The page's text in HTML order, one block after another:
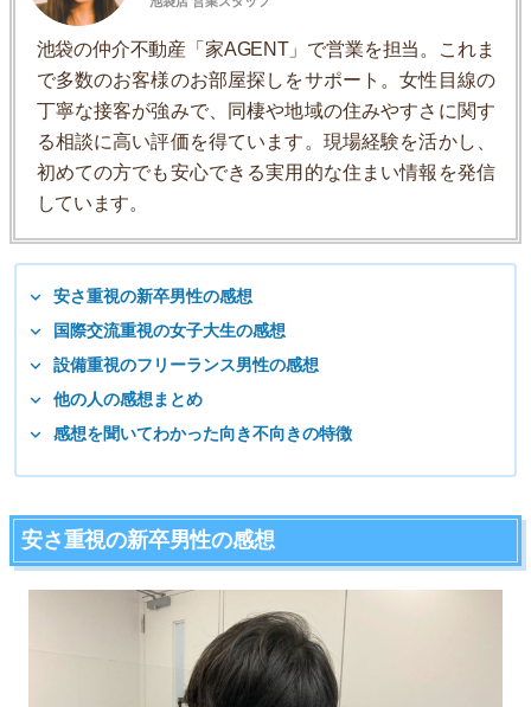
池袋の仲介不動産「家AGENT」で営業を担当。これま
で多数のお客様のお部屋探しをサポート。女性目線の
丁寧な接客が強みで、同棲や地域の住みやすさに関す
る相談に高い評価を得ています。現場経験を活かし、
初めての方でも安心できる実用的な住まい情報を発信
しています。
安さ重視の新卒男性の感想
国際交流重視の女子大生の感想
設備重視のフリーランス男性の感想
他の人の感想まとめ
感想を聞いてわかった向き不向きの特徴
安さ重視の新卒男性の感想